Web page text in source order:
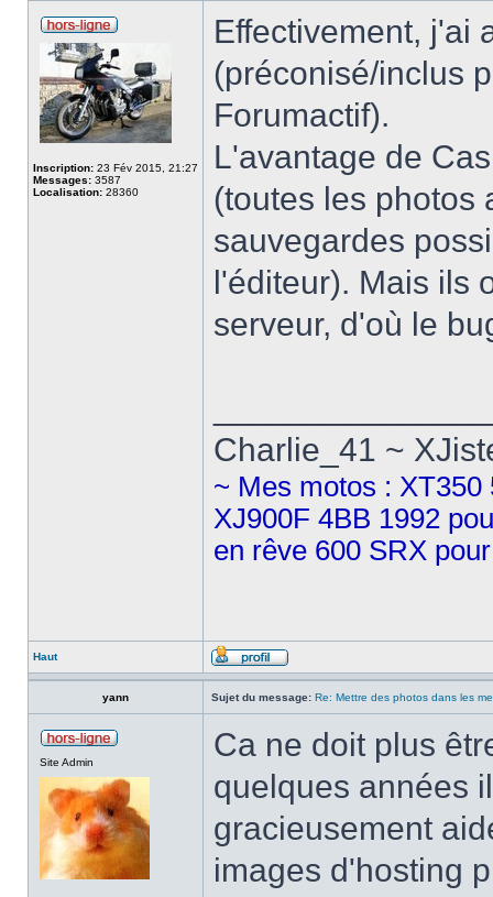
Inscription: 23 Fév 2015, 21:27
Messages: 3587
Localisation: 28360
Effectivement, j'ai
(préconisé/inclus
Forumactif).
L'avantage de
(toutes les photos
sauvegardes
l'éditeur). Mais ils
serveur, d'où le
Charlie_41 ~
~ Mes motos :
XJ900F 4BB 1992
en rêve 600 SRX
Haut
yann Sujet du message: Re: Mettre des photos dans les
Site Admin
Ca ne doit plus
quelques années
gracieusement
images d'hosting